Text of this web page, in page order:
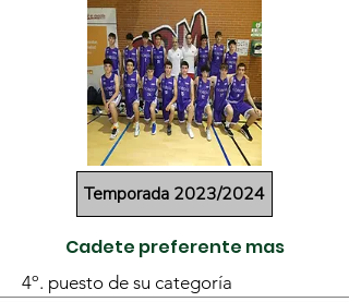
Temporada 2023/2024
Cadete preferente mas
4º. puesto de su categoría